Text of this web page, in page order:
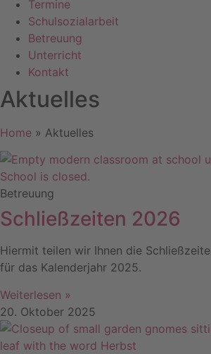
Termine
Schulsozialarbeit
Betreuung
Unterricht
Kontakt
Aktuelles
Home » Aktuelles
Betreuung
Schließzeiten 2026
Hiermit teilen wir Ihnen die
für das Kalenderjahr 2025.
Weiterlesen »
20. Oktober 2025